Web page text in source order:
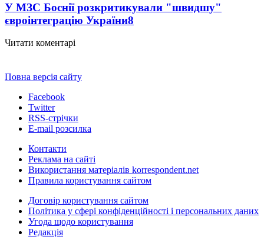
У МЗС Боснії розкритикували "швидшу"
євроінтеграцію України8
Читати коментарі
Повна версія сайту
Facebook
Twitter
RSS-стрічки
E-mail розсилка
Контакти
Реклама на сайті
Використання матеріалів korrespondent.net
Правила користування сайтом
Договір користування сайтом
Політика у сфері конфіденційності і персональних даних
Угода щодо користування
Редакція